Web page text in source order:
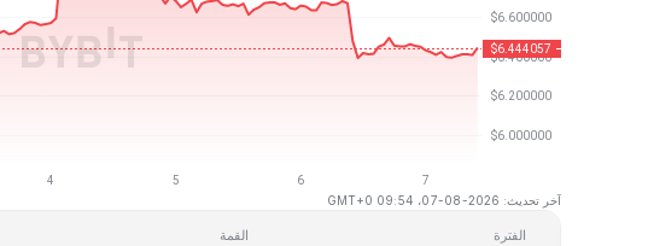
آخر تحديث: 2026-08-07، 09:54 GMT+0
الفترة القمة